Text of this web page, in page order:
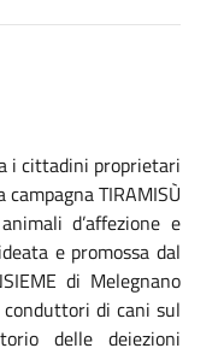
i cittadini proprietari
TIRAMISÙ
d’affezione e
e promossa dal
di Melegnano
di cani sul
delle deiezioni